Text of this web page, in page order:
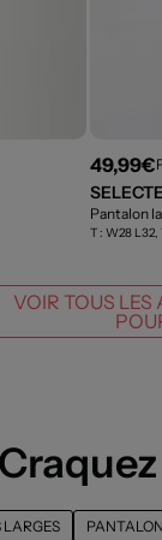
49,99€
T :W28 L32,
VOIR TOUS LES